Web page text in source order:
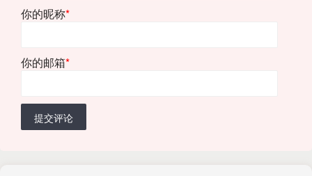
你的昵称*
你的邮箱*
提交评论